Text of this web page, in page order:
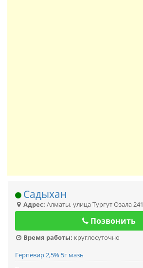
Садыхан
Адрес: Алматы,улица Тургут Озала 241
Позвонить
Время работы: круглосуточно
Герпевир 2,5% 5г мазь